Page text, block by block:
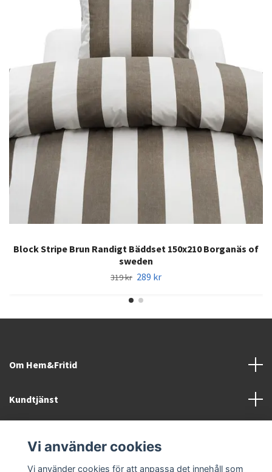
Block Stripe Brun Randigt Bäddset 150x210 Borganäs of
sweden
319 kr 289 kr
Om Hem&Fritid
Kundtjänst
Sociala medier
Vi använder cookies
Vi använder cookies för att anpassa det innehåll som